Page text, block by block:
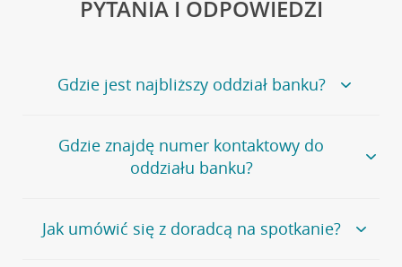
PYTANIA I ODPOWIEDZI
Gdzie jest najbliższy oddział banku?
Jeśli szukasz oddziału naszego banku, zapraszamy na
stronęPlacówki i bankomaty, na której znajduje się
wygodna wyszukiwarka.
oddziałów
Gdzie znajdę numer kontaktowy do
oddziału banku?
Bank Credit Agricole nie udostępnia ogólnego numeru
telefonu do placówki bankowej.
Jak umówić się z doradcą na spotkanie?